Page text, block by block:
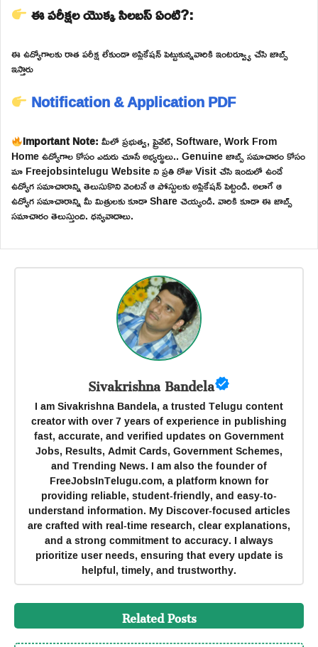
ఈ పరీక్షల యొక్క సిలబస్ ఏంటి?:
ఈ ఉద్యోగాలకు రాత పరీక్ష లేకుండా అప్లికేషన్ పెట్టుకున్నవారికి ఇంటర్వ్యూ చేసి జాబ్స్
ఇస్తారు
Notification & Application PDF
Important Note:మీలో ప్రభుత్వ, ప్రైవేట్, Software, Work From
Home ఉద్యోగాల కోసం ఎదురు చూసే అభ్యర్థులు.. Genuine జాబ్స్ సమాచారం కోసం
మా Freejobsintelugu Website ని ప్రతి రోజు Visit చేసి ఇందులో ఉండే
ఉద్యోగ సమాచారాన్ని తెలుసుకొని వెంటనే ఆ పోస్టులకు అప్లికేషన్ పెట్టండి. అలాగే ఆ
ఉద్యోగ సమాచారాన్ని మీ మిత్రులకు కూడా Share చెయ్యండి. వారికి కూడా ఈ జాబ్స్
సమాచారం తెలుస్తుంది. ధన్యవాదాలు.
Sivakrishna Bandela
I am Sivakrishna Bandela, a trusted Telugu content
creator with over 7 years of experience in publishing
fast, accurate, and verified updates on Government
Jobs, Results, Admit Cards, Government Schemes,
and Trending News. I am also the founder of
FreeJobsInTelugu.com, a platform known for
providing reliable, student-friendly, and easy-to-
understand information. My Discover-focused articles
are crafted with real-time research, clear explanations,
and a strong commitment to accuracy. I always
prioritize user needs, ensuring that every update is
helpful, timely, and trustworthy.
Related Posts